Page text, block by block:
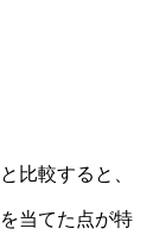
比較すると、
当てた点が特